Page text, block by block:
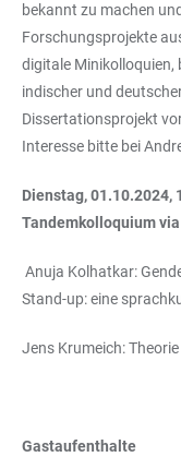
bekannt zu machen
Forschungsprojekte
digitale Minikolloquien,
indischer und
Dissertationsprojekt
Interesse bitte bei
Dienstag, 01.10.2024,
Tandemkolloquium
Anuja Kolhatkar:
Stand-up: eine
Jens Krumeich:
Gastaufenthalte